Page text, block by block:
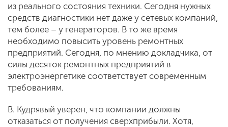
из реального состояния техники. Сегодня нужных
средств диагностики нет даже у сетевых компаний,
тем более – у генераторов. В то же время
необходимо повысить уровень ремонтных
предприятий. Сегодня, по мнению докладчика, от
силы десяток ремонтных предприятий в
электроэнергетике соответствует современным
требованиям.
В. Кудрявый уверен, что компании должны
отказаться от получения сверхприбыли. Хотя,